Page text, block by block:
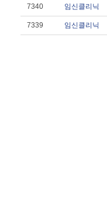
7340 임신클리닉
7339 임신클리닉